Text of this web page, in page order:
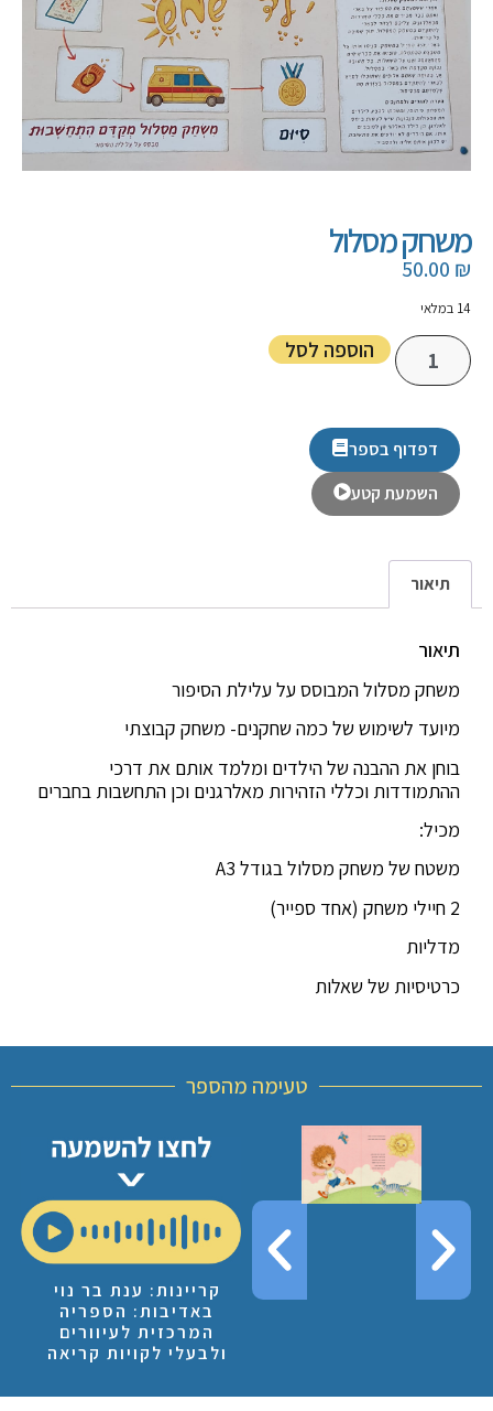
משחק מסלול
50.00 ₪
14 במלאי
הוספה לסל
דפדוף בספר
השמעת קטע
תיאור
תיאור
משחק מסלול המבוסס על עלילת הסיפור
מיועד לשימוש של כמה שחקנים- משחק קבוצתי
בוחן את ההבנה של הילדים ומלמד אותם את דרכי
ההתמודדות וכללי הזהירות מאלרגנים וכן התחשבות בחברים
מכיל:
משטח של משחק מסלול בגודל A3
2 חיילי משחק (אחד ספייר)
מדליות
כרטיסיות של שאלות
טעימה מהספר
קריינות: ענת בר נוי
באדיבות: הספריה
המרכזית לעיוורים
ולבעלי לקויות קריאה